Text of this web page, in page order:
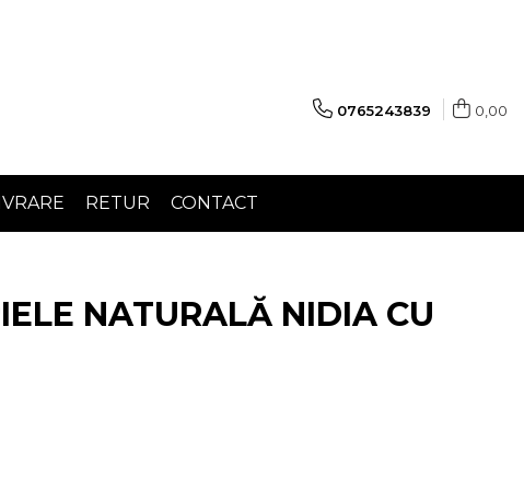
0765243839 0,00
RETUR CONTACT
NATURALĂ NIDIA CU